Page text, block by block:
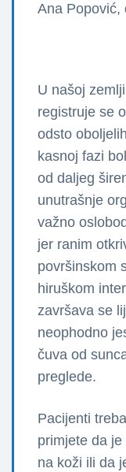
Ana Popović,
U našoj
registruje se
odsto
kasnoj fazi
od daljeg
unutrašnje
važno
jer ranim
površinskom
hiruškom
završava se
neophodno
čuva od
preglede.
Pacijenti
primjete da
na koži ili da